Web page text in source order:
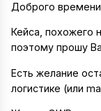
Доброго
Кейса, похожего
поэтому прошу
Есть желание
логистике (или